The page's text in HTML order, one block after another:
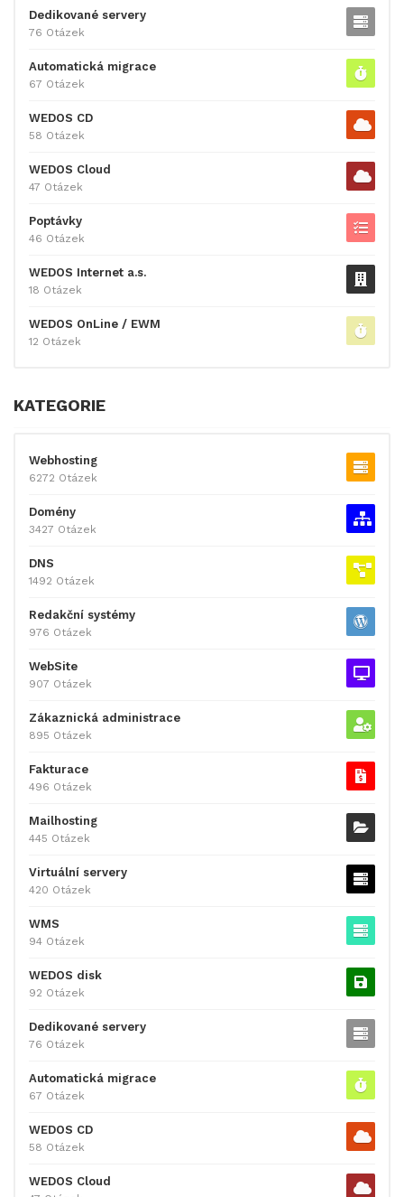
Dedikované servery
76 Otázek
Automatická migrace
67 Otázek
WEDOS CD
58 Otázek
WEDOS Cloud
47 Otázek
Poptávky
46 Otázek
WEDOS Internet a.s.
18 Otázek
WEDOS OnLine / EWM
12 Otázek
KATEGORIE
Webhosting
6272 Otázek
Domény
3427 Otázek
DNS
1492 Otázek
Redakční systémy
976 Otázek
WebSite
907 Otázek
Zákaznická administrace
895 Otázek
Fakturace
496 Otázek
Mailhosting
445 Otázek
Virtuální servery
420 Otázek
WMS
94 Otázek
WEDOS disk
92 Otázek
Dedikované servery
76 Otázek
Automatická migrace
67 Otázek
WEDOS CD
58 Otázek
WEDOS Cloud